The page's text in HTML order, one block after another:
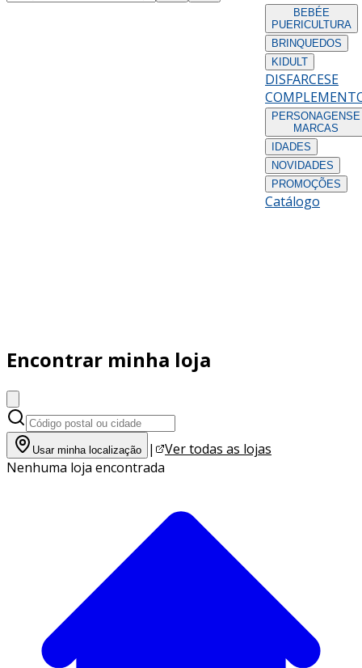
BEBÉE
PUERICULTURA
BRINQUEDOS
KIDULT
DISFARCESE
PERSONAGENS E
MARCAS
IDADES
NOVIDADES
PROMOÇÕES
Catálogo
Encontrar minha loja
Usar minha localização |
Ver todas as lojas
Nenhuma loja encontrada